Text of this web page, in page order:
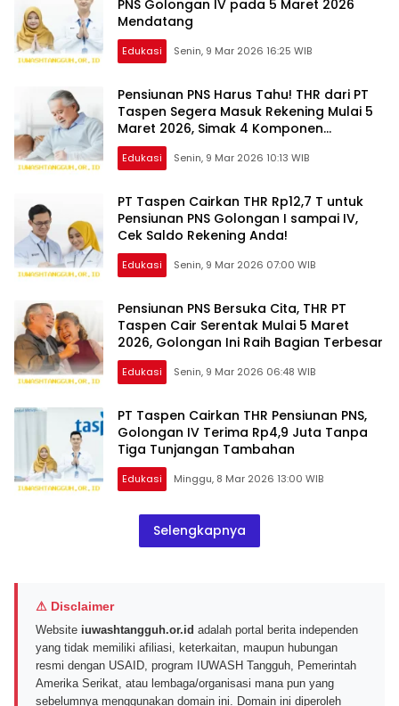
PNS Golongan IV pada 5 Maret 2026
Mendatang
Edukasi Senin, 9 Mar 2026 16:25 WIB
Pensiunan PNS Harus Tahu! THR dari PT
Taspen Segera Masuk Rekening Mulai 5
Maret 2026, Simak 4 Komponen
Pembayarannya
Edukasi Senin, 9 Mar 2026 10:13 WIB
PT Taspen Cairkan THR Rp12,7 T untuk
Pensiunan PNS Golongan I sampai IV,
Cek Saldo Rekening Anda!
Edukasi Senin, 9 Mar 2026 07:00 WIB
Pensiunan PNS Bersuka Cita, THR PT
Taspen Cair Serentak Mulai 5 Maret
2026, Golongan Ini Raih Bagian Terbesar
Edukasi Senin, 9 Mar 2026 06:48 WIB
PT Taspen Cairkan THR Pensiunan PNS,
Golongan IV Terima Rp4,9 Juta Tanpa
Tiga Tunjangan Tambahan
Edukasi Minggu, 8 Mar 2026 13:00 WIB
Selengkapnya
⚠ Disclaimer
Website iuwashtangguh.or.id adalah portal berita independen
yang tidak memiliki afiliasi, keterkaitan, maupun hubungan
resmi dengan USAID, program IUWASH Tangguh, Pemerintah
Amerika Serikat, atau lembaga/organisasi mana pun yang
sebelumnya menggunakan domain ini. Domain ini diperoleh